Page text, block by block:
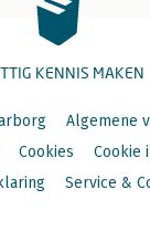
KENNIS MAKEN
Algemene
Cookies
Cookie
Service &